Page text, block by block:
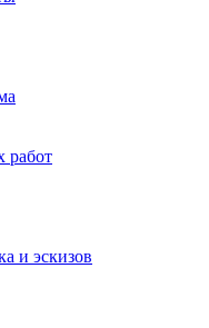
работ
и эскизов